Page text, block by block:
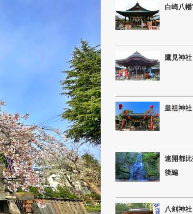
白崎八幡
鷹見神社
皇祖神社
速開都比
後編
八剣神